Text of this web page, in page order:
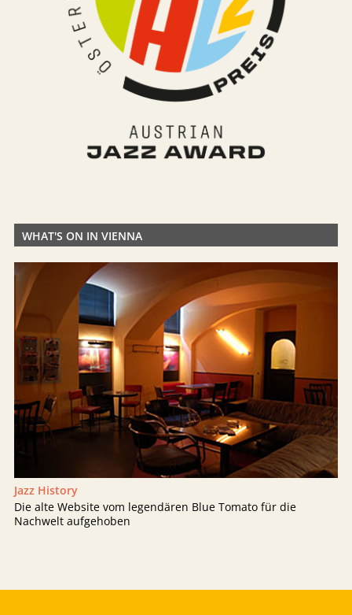
WHAT'S ON IN VIENNA
Jazz History
Die alte Website vom legendären Blue Tomato für die
Nachwelt aufgehoben